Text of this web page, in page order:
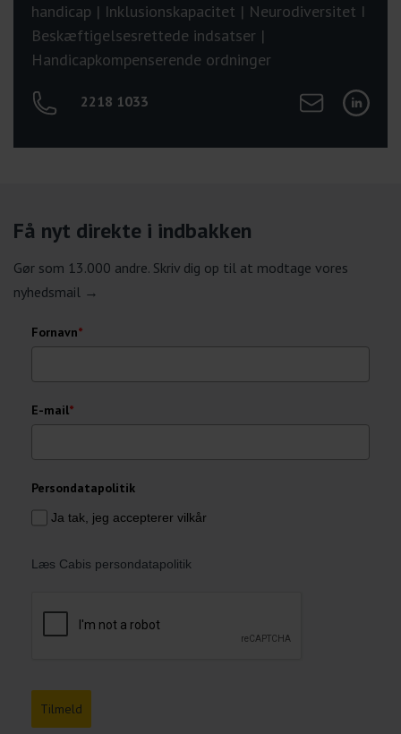
handicap | Inklusionskapacitet | Neurodiversitet I
Beskæftigelsesrettede indsatser |
Handicapkompenserende ordninger
2218 1033 Send mail til
Tilgå
Få nyt direkte i indbakken
Gør som 13.000 andre. Skriv dig op til at modtage vores
nyhedsmail →
Fornavn*
E-mail*
Persondatapolitik
Ja tak, jeg accepterer vilkår
Læs Cabis persondatapolitik
Tilmeld